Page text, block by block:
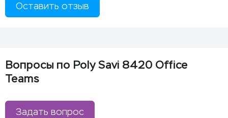
Оставить отзыв
Вопросы по Poly Savi 8420 Office
Teams
Задать вопрос